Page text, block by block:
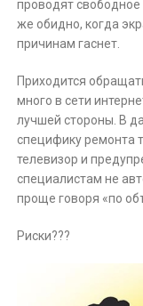
проводят
же обидно, когда
причинам гаснет.
Приходится
много в сети
лучшей стороны. В
специфику ремонта
телевизор и
специалистам не
проще говоря «по
Риски???